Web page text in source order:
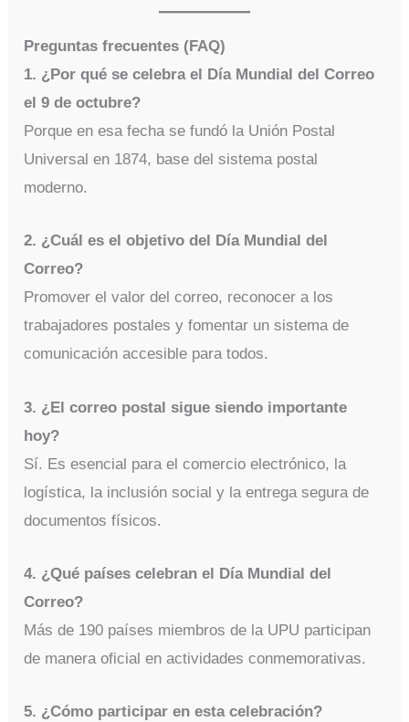
Preguntas frecuentes (FAQ)
1. ¿Por qué se celebra el Día Mundial del Correo
el 9 de octubre?
Porque en esa fecha se fundó la Unión Postal
Universal en 1874, base del sistema postal
moderno.
2. ¿Cuál es el objetivo del Día Mundial del
Correo?
Promover el valor del correo, reconocer a los
trabajadores postales y fomentar un sistema de
comunicación accesible para todos.
3. ¿El correo postal sigue siendo importante
hoy?
Sí. Es esencial para el comercio electrónico, la
logística, la inclusión social y la entrega segura de
documentos físicos.
4. ¿Qué países celebran el Día Mundial del
Correo?
Más de 190 países miembros de la UPU participan
de manera oficial en actividades conmemorativas.
5. ¿Cómo participar en esta celebración?